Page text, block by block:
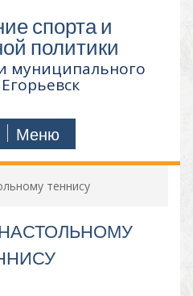
спорта и
политики
муниципального
Меню
теннису